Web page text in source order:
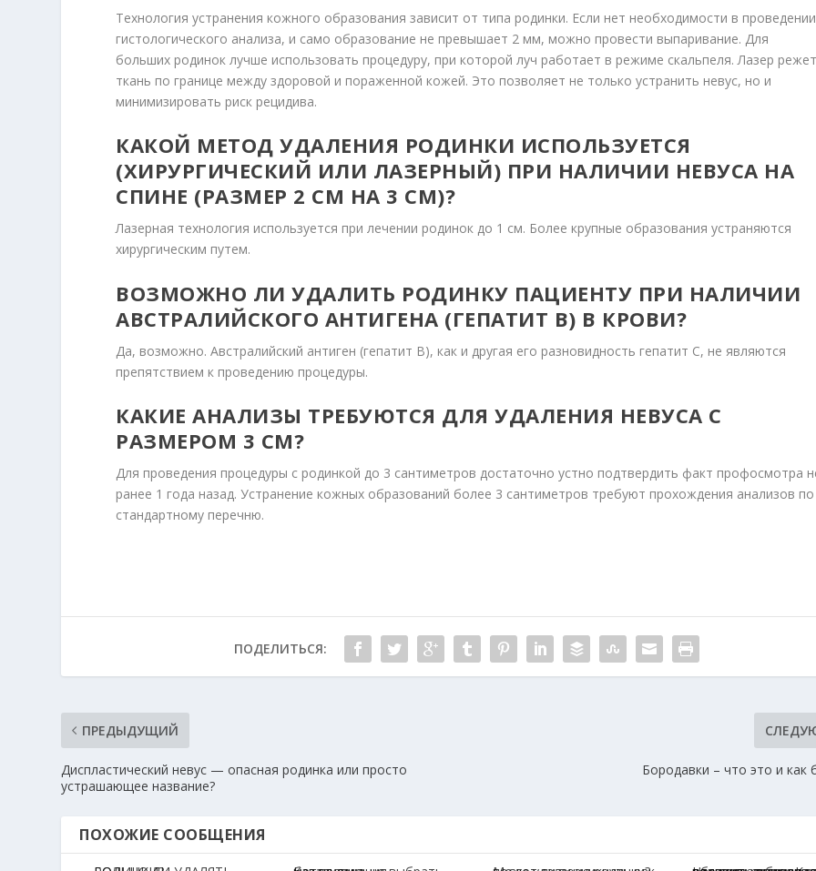
Технология устранения кожного образования зависит от типа родинки. Если нет необходимости в проведении
гистологического анализа, и само образование не превышает 2 мм, можно провести выпаривание. Для
больших родинок лучше использовать процедуру, при которой луч работает в режиме скальпеля. Лазер
ткань по границе между здоровой и пораженной кожей. Это позволяет не только устранить невус, но и
минимизировать риск рецидива.
КАКОЙ МЕТОД УДАЛЕНИЯ РОДИНКИ ИСПОЛЬЗУЕТСЯ
(ХИРУРГИЧЕСКИЙ ИЛИ ЛАЗЕРНЫЙ) ПРИ НАЛИЧИИ НЕВУСА НА
СПИНЕ (РАЗМЕР 2 СМ НА 3 СМ)?
Лазерная технология используется при лечении родинок до 1 см. Более крупные образования устраняются
хирургическим путем.
ВОЗМОЖНО ЛИ УДАЛИТЬ РОДИНКУ ПАЦИЕНТУ ПРИ НАЛИЧИИ
АВСТРАЛИЙСКОГО АНТИГЕНА (ГЕПАТИТ B) В КРОВИ?
Да, возможно. Австралийский антиген (гепатит В), как и другая его разновидность гепатит С, не являются
препятствием к проведению процедуры.
КАКИЕ АНАЛИЗЫ ТРЕБУЮТСЯ ДЛЯ УДАЛЕНИЯ НЕВУСА С
РАЗМЕРОМ 3 СМ?
Для проведения процедуры с родинкой до 3 сантиметров достаточно устно подтвердить факт профосмотра
ранее 1 года назад. Устранение кожных образований более 3 сантиметров требуют прохождения анализов по
стандартному перечню.
ПОДЕЛИТЬСЯ:
ПРЕДЫДУЩИЙ
Диспластический невус — опасная родинка или просто
устрашающее название?
Бородавки – что это и как
ПОХОЖИЕ СООБЩЕНИЯ